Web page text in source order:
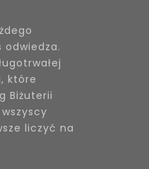
które
Biżuterii
liczyć na